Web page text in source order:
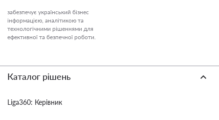
забезпечує український бізнес
інформацією, аналітикою та
технологічними рішеннями для
ефективної та безпечної роботи.
Каталог рішень
Liga360: Керівник